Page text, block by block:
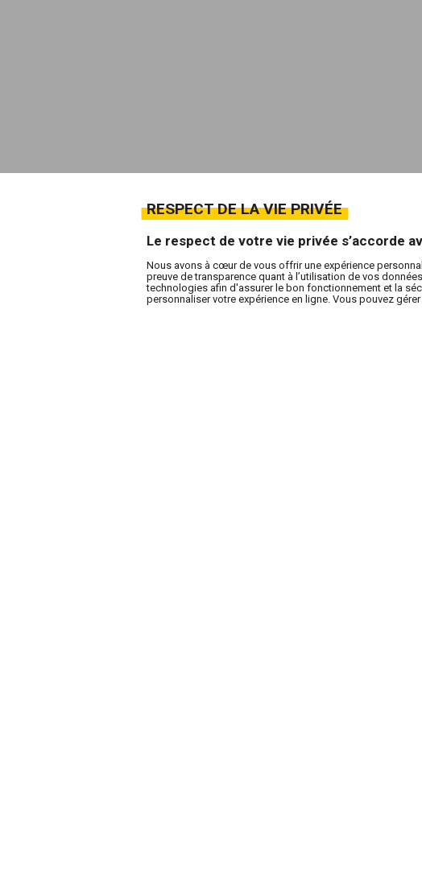
RESPECT DE LA VIE PRIVÉE
Le respect de votre vie privée s’accorde
Nous avons à cœur de vous offrir une expérience
preuve de transparence quant à l’utilisation de vos
technologies afin d'assurer le bon fonctionnement et la
personnaliser votre expérience en ligne. Vous pouvez